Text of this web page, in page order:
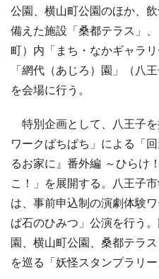
公園、横山町公園のほか、
備えた施設「桑都テラス」
町）内「まち・なかギャラ
「網代（あじろ）園」（八
を会場に行う。
特別企画として、八王子
ワークぱちぱち」による「
るお家に』番外編 ～ひらけ
こ！」を展開する。八王子
は、事前申込制の演劇体験
ぱ石のひみつ」公演を行う
園、横山町公園、桑都テラ
を巡る「妖怪スタンプラリー